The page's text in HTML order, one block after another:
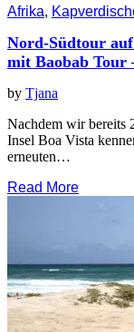
Afrika,
Nord-Südtour
mit Baobab Tour
by Tjana
Nachdem wir bereits
Insel Boa Vista
erneuten…
Read More